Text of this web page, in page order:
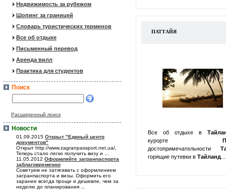
Недвижимость за рубежом
Шопинг за границей
Словарь туристических терминов
Все об отдыхе
Письменный перевод
Аренда вилл
Практика для студентов
Поиск
Расширенный поиск
Новости
01.09.2015 Открыт "Единый центр
документов"
Открыт http://www.zagranpassport.net.ua/,
Теперь стало легко получить визу и ...
11.05.2012 Оформляйте загранпаспорта
заблаговременно
Советуем не затягивать с оформлением
загранпаспорта и визы. Оформить его
заранее всегда проще и дешевле, чем за
неделю до планирования ...
ПАТТАЙЯ
Все об отдыхе в
курорте
достопримечательности
горящие путевки в Тайланд